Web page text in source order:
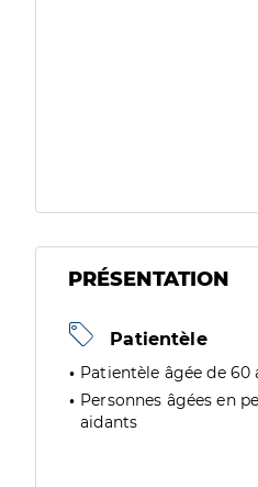
PRÉSENTATION
Patientèle
Patientèle âgée de 60
Personnes âgées en
aidants